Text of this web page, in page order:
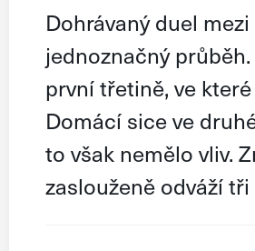
Dohrávaný duel
jednoznačný
první třetině, ve
Domácí sice ve
to však nemělo vliv.
zaslouženě odváží